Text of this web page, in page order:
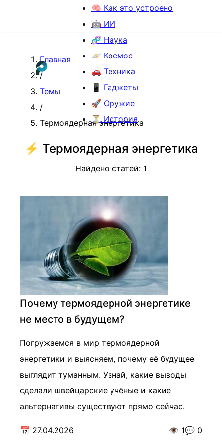
🧠 Как это устроено
🤖 ИИ
🧬 Наука
🪐 Космос
🚗 Техника
📱 Гаджеты
🚀 Оружие
⏳ История
Главная
/
Темы
/
Термоядерная энергетика
⚡ Термоядерная энергетика
Найдено статей: 1
Почему термоядерной энергетике
не место в будущем?
Погружаемся в мир термоядерной
энергетики и выясняем, почему её будущее
выглядит туманным. Узнай, какие выводы
сделали швейцарские учёные и какие
альтернативы существуют прямо сейчас.
📅 27.04.2026 👁️ 1💬 0